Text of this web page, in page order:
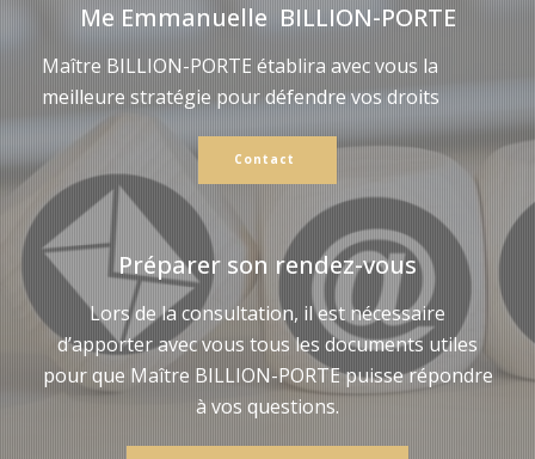
Me Emmanuelle BILLION-PORTE
Maître BILLION-PORTE établira avec vous la
meilleure stratégie pour défendre vos droits
Contact
Préparer son rendez-vous
Lors de la consultation, il est nécessaire
d’apporter avec vous tous les documents utiles
pour que Maître BILLION-PORTE puisse répondre
à vos questions.